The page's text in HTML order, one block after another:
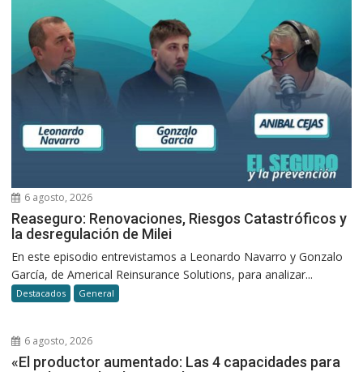
6 agosto, 2026
Reaseguro: Renovaciones, Riesgos Catastróficos y
la desregulación de Milei
En este episodio entrevistamos a Leonardo Navarro y Gonzalo
García, de Americal Reinsurance Solutions, para analizar...
Destacados General
6 agosto, 2026
«El productor aumentado: Las 4 capacidades para